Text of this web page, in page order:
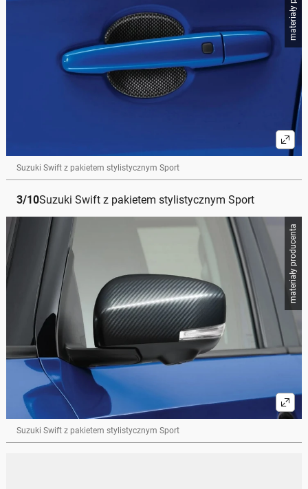
Suzuki Swift z pakietem stylistycznym Sport
3/10Suzuki Swift z pakietem stylistycznym Sport
materiały producenta
Suzuki Swift z pakietem stylistycznym Sport